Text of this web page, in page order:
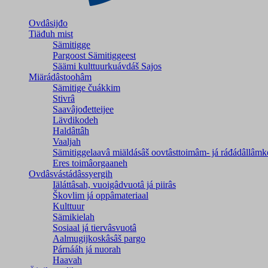
Ovdâsijđo
Tiäđuh mist
Sämitigge
Pargoost Sämitiggeest
Säämi kulttuurkuávdáš Sajos
Miärádâstoohâm
Sämitige čuákkim
Stivrâ
Saavâjođetteijee
Lävdikodeh
Haldâttâh
Vaaljah
Sämitiggelaavâ miäldásâš oovtâsttoimâm- já
Eres toimâorgaaneh
Ovdâsvástádâssyergih
Iäláttâsah, vuoigâdvuotâ já piirâs
Škovlim já oppâmateriaal
Kulttuur
Sämikielah
Sosiaal já tiervâsvuotâ
Aalmugijkoskâsâš pargo
Párnááh já nuorah
Haavah